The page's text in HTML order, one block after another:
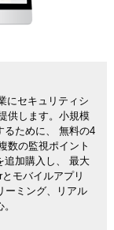
にセキュリティシ
供します。小規模
るために、 無料の4
数の監視ポイント
追加購入し、 最大
モバイルアプリ
ーミング、リアル